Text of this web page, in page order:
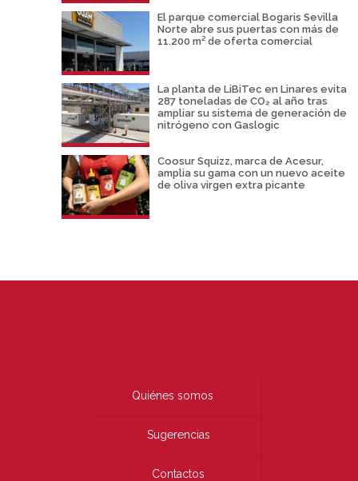
El parque comercial Bogaris Sevilla
Norte abre sus puertas con más de
11.200 m² de oferta comercial
La planta de LiBiTec en Linares evita
287 toneladas de CO₂ al año tras
ampliar su sistema de generación de
nitrógeno con Gaslogic
Coosur Squizz, marca de Acesur,
amplia su gama con un nuevo aceite
de oliva virgen extra picante
Quiénes somos
Sugerencias
Contactos